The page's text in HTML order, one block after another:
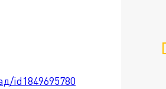
id1849695780